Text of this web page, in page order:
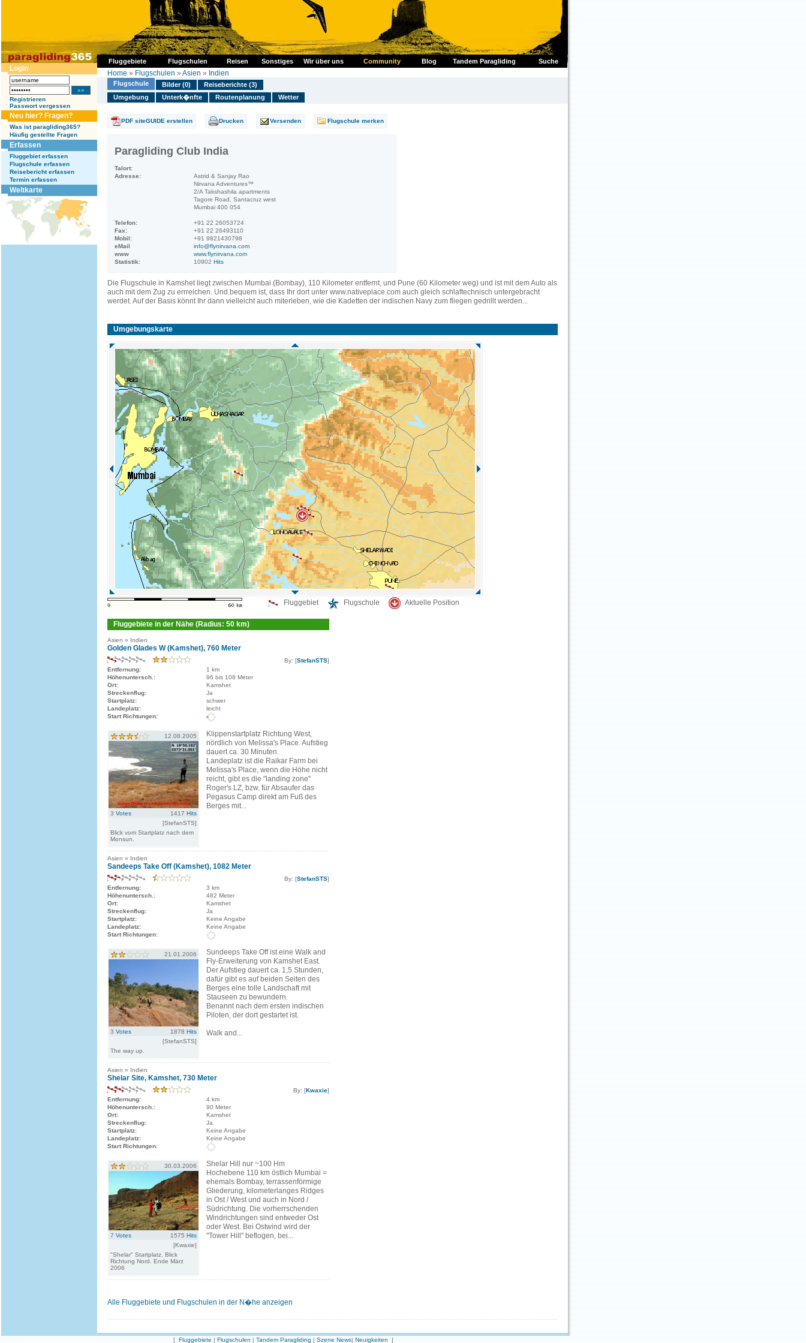
Fluggebiete Flugschulen Reisen Sonstiges Wir über uns Suche
Community Blog Tandem Paragliding
Login
Registrieren
Passwort vergessen
Neu hier? Fragen?
Was ist paragliding365?
Häufig gestellte Fragen
Erfassen
Fluggebiet erfassen
Flugschule erfassen
Reisebericht erfassen
Termin erfassen
Weltkarte
Home » Flugschulen » Asien » Indien
Flugschule Bilder (0)
Reiseberichte (3)
Umgebung
Unterk�nfte Routenplanung Wetter
PDF siteGUIDE erstellen Drucken Versenden Flugschule merken
Paragliding Club India
Talort:
Adresse:
Astrid & Sanjay Rao
Nirvana Adventures™
2/A Takshashila apartments
Tagore Road, Santacruz west
Mumbai 400 054
Telefon:
+91 22 26053724
Fax:
+91 22 26493110
Mobil:
+91 9821430798
eMail
info@flynirvana.com
www
www.flynirvana.com
Statistik:
10902 Hits
Die Flugschule in Kamshet liegt zwischen Mumbai (Bombay), 110 Kilometer entfernt, und Pune (60 Kilometer weg) und ist mit dem Auto als
auch mit dem Zug zu errreichen. Und bequem ist, dass Ihr dort unter www.nativeplace.com auch gleich schlaftechnisch untergebracht
werdet. Auf der Basis könnt Ihr dann vielleicht auch miterleben, wie die Kadetten der indischen Navy zum fliegen gedrillt werden...
Umgebungskarte
Fluggebiet Flugschule Aktuelle Position
Fluggebiete in der Nähe (Radius: 50 km)
Asien » Indien
Golden Glades W (Kamshet), 760 Meter
By: [StefanSTS]
Entfernung:
1 km
Höhenuntersch.:
96 bis 108 Meter
Ort:
Kamshet
Streckenflug:
Ja
Startplatz:
schwer
Landeplatz:
leicht
Start Richtungen:
12.08.2005
3 Votes 1417 Hits
[StefanSTS]
Blick vom Startplatz nach dem
Monsun.
Klippenstartplatz Richtung West,
nördlich von Melissa's Place. Aufstieg
dauert ca. 30 Minuten.
Landeplatz ist die Raikar Farm bei
Melissa's Place, wenn die Höhe nicht
reicht, gibt es die "landing zone"
Roger's LZ, bzw. für Absaufer das
Pegasus Camp direkt am Fuß des
Berges mit...
Asien » Indien
Sandeeps Take Off (Kamshet), 1082 Meter
By: [StefanSTS]
Entfernung:
3 km
Höhenuntersch.:
482 Meter
Ort:
Kamshet
Streckenflug:
Ja
Startplatz:
Keine Angabe
Landeplatz:
Keine Angabe
Start Richtungen:
21.01.2006
3 Votes 1878 Hits
[StefanSTS]
The way up.
Sundeeps Take Off ist eine Walk and
Fly-Erweiterung von Kamshet East.
Der Aufstieg dauert ca. 1,5 Stunden,
dafür gibt es auf beiden Seiten des
Berges eine tolle Landschaft mit
Stauseen zu bewundern.
Benannt nach dem ersten indischen
Piloten, der dort gestartet ist.
Walk and...
Asien » Indien
Shelar Site, Kamshet, 730 Meter
By: [Kwaxie]
Entfernung:
4 km
Höhenuntersch.:
90 Meter
Ort:
Kamshet
Streckenflug:
Ja
Startplatz:
Keine Angabe
Landeplatz:
Keine Angabe
Start Richtungen:
30.03.2006
7 Votes 1575 Hits
[Kwaxie]
"Shelar" Startplatz, Blick
Richtung Nord. Ende März
2006
Shelar Hill nur ~100 Hm
Hochebene 110 km östlich Mumbai =
ehemals Bombay, terrassenförmige
Gliederung, kilometerlanges Ridges
in Ost / West und auch in Nord /
Südrichtung. Die vorherrschenden
Windrichtungen sind entweder Ost
oder West. Bei Ostwind wird der
"Tower Hill" beflogen, bei...
Alle Fluggebiete und Flugschulen in der N�he anzeigen
[ Fluggebiete | Flugschulen | Tandem Paragliding | Szene News| Neuigkeiten ]